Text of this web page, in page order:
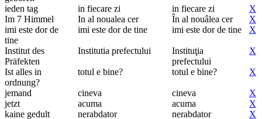
ieden tag in fiecare zi in fiecare zi
X
Im 7 Himmel
In al noualea cer În al nouâlea cer
X
imi este dor de
tine
imi este dor de tine imi este dor de tine X
Institut des
Präfekten
Institutia prefectului
Instituţia
prefectului
X
Ist alles in
ordnung?
totul e bine? totul e bine? X
jemand cineva cineva
X
jetzt
acuma acuma
X
kaine gedult
nerabdator nerabdator
X